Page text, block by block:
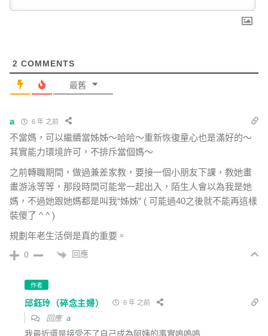
2 COMMENTS
最舊
a 6 年 之前
不當媽，可以繼續當姊姊～哈哈～重新恢復童心也是滿好的～
其實能力環境許可，不排斥當個媽～
之前轉職期間，做過兼差家教，要接一個小朋友下課，教她畫
畫游泳等等，那段時間可能常一起出入，陌生人會以為我是她
媽，不過她跟她媽都是叫我“姊姊” ( 可能過40之後就不能再這樣
裝傻了 ^ ^ )
規劃年老生活倒是真的重要。
0 回應
作者
邱鈺玲（碎念主婦） 6 年 之前
回應 a
我最近還是接受不了自己成為阿姨的事實嗚嗚嗚